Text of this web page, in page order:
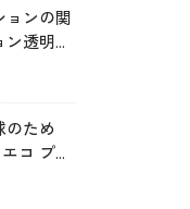
ョンの関
透明性
のため
コ プロ